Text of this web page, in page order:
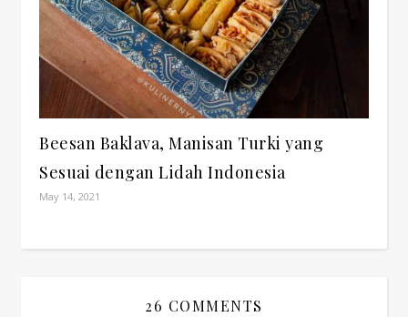
Beesan Baklava, Manisan Turki yang
Sesuai dengan Lidah Indonesia
May 14, 2021
26 COMMENTS